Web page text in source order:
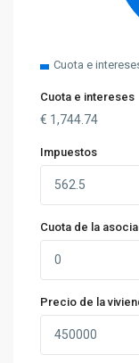
Cuota e
Cuota e intereses
€ 1,744.74
Impuestos
Cuota de la
Precio de la